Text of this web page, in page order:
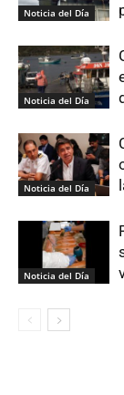
Noticia del Día
Noticia del Día
Noticia del Día
Noticia del Día